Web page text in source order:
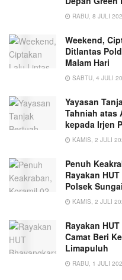
RABU, 8 JULI
Weekend,
Ditlantas
Malam Hari
SABTU, 4 JULI
Yayasan
Tahniah atas
kepada Irjen
KAMIS, 2 JULI
Penuh
Rayakan
Polsek
KAMIS, 2 JULI
Rayakan
Camat Beri
Limapuluh
RABU, 1 JULI